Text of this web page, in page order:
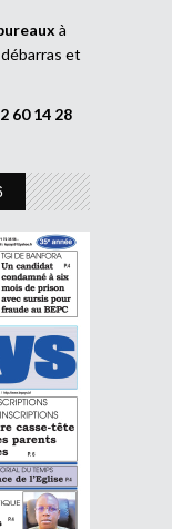
à
et
60 14 28